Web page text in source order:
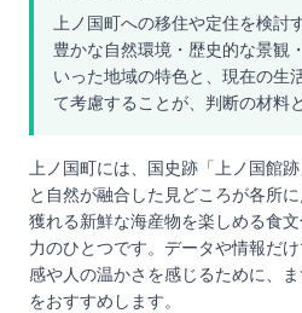
上ノ国町への移住や定住を検討
豊かな自然環境・歴史的な景観
いった地域の特色と、現在の生
て考慮することが、判断の材料
上ノ国町には、国史跡「上ノ国館
と自然が融合した見どころが各所
獲れる新鮮な海産物を楽しめる食
力のひとつです。データや情報だ
感や人の温かさを感じるために、
をおすすめします。